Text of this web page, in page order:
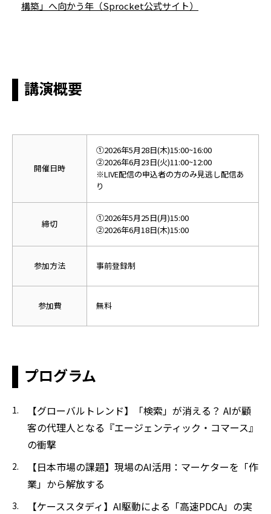
構築」へ向かう年（Sprocket公式サイト）
講演概要
開催日時
➀2026年5月28日(木)15:00~16:00
➁2026年6月23日(火)11:00~12:00
※LIVE配信の申込者の方のみ見逃し配信あ
り
締切
➀2026年5月25日(月)15:00
➁2026年6月18日(木)15:00
参加方法 事前登録制
参加費 無料
プログラム
【グローバルトレンド】「検索」が消える？ AIが顧
客の代理人となる『エージェンティック・コマース』
の衝撃
【日本市場の課題】現場のAI活用：マーケターを「作
業」から解放する
【ケーススタディ】AI駆動による「高速PDCA」の実